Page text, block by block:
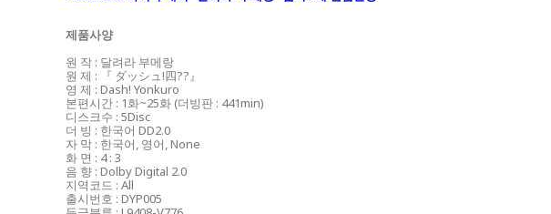
제품사양
원 작 : 달려라 부메랑
원 제 : 『 ダッシュ!四??』
영 제 : Dash! Yonkuro
본편시간 : 1화~25화 (더빙판 : 441min)
디스크수 : 5Disc
더 빙 : 한국어 DD2.0
자 막 : 한국어, 영어, None
화 면 : 4 : 3
음 향 : Dolby Digital 2.0
지역코드 : All
출시번호 : DYP005